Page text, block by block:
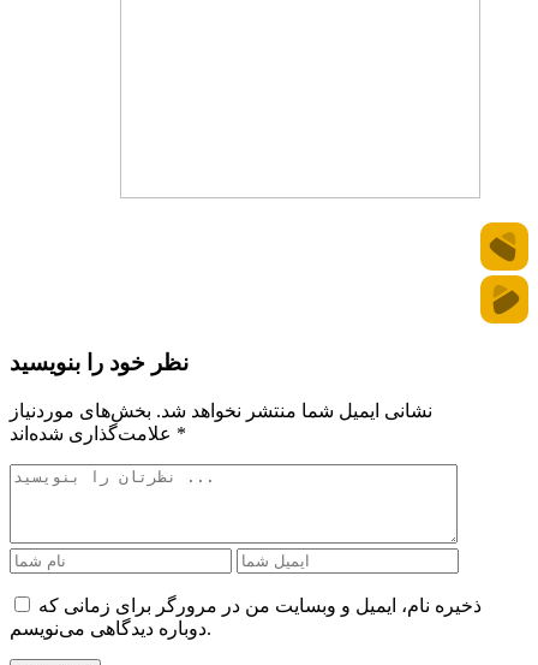
نظر خود را بنویسید
نشانی ایمیل شما منتشر نخواهد شد. بخش‌های موردنیاز
*
ذخیره نام، ایمیل و وبسایت من در مرورگر برای زمانی که
دوباره دیدگاهی می‌نویسم.